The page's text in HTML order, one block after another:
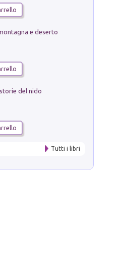
e deserto
del nido
Tutti i libri